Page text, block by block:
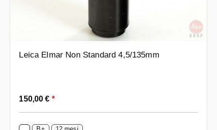
Leica Elmar Non Standard 4,5/135mm
Prezzo normale:
150,00 € *